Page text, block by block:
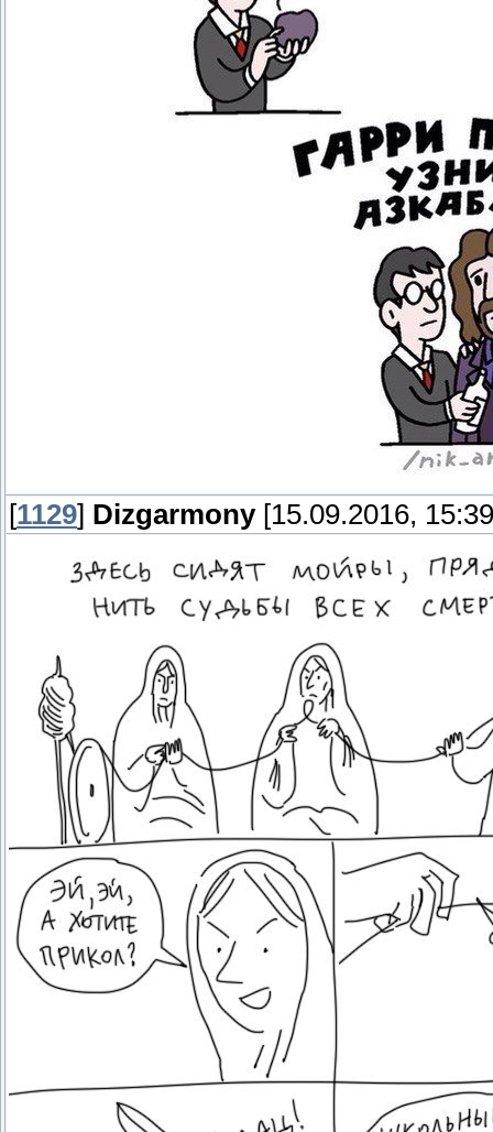
[1129] Dizgarmony[15.09.2016,